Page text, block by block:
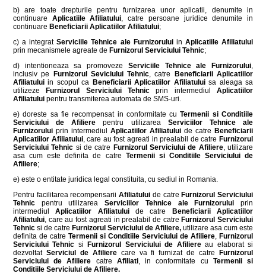
b) are toate drepturile pentru furnizarea unor aplicatii, denumite in
continuare Aplicatiile Afiliatului, catre persoane juridice denumite in
continuare Beneficiarii Aplicatiilor Afiliatului;
c) a integratServiciile Tehnice ale Furnizoruluiin Aplicatiile Afiliatului
prin mecanismele agreate de Furnizorul Serviciului Tehnic;
d) intentioneaza sa promoveze Serviciile Tehnice ale Furnizorului,
inclusiv pe
Furnizorul Seviciului Tehnic, catre
Beneficiarii Aplicatiilor
Afiliatului in scopul ca Beneficiarii Aplicatiilor Afiliatuluisa aleaga sa
utilizeze
Furnizorul Serviciului Tehnic prin intermediulAplicatiilor
Afiliatului pentru transmiterea automata de SMS-uri.
e) doreste sa fie recompensat in conformitate cuTermenii si Conditiile
Serviciului de Afilierepentru utilizarea Serviciilor Tehnice ale
Furnizorului prin intermediul Aplicatiilor Afiliatului de catre Beneficiarii
Aplicatiilor Afiliatului, care au fost agreati in prealabil de catre Furnizorul
Serviciului Tehnic si de catre Furnizorul Serviciului de Afiliere, utilizare
asa cum este definita de catre Termenii si Conditiile Serviciului de
Afiliere;
e) este o entitate juridica legal constituita, cu sediul in Romania.
Pentru facilitarea recompensariiAfiliatului de catre Furnizorul Serviciului
Tehnic pentru utilizareaServiciilor Tehnice ale Furnizorului prin
intermediulAplicatiilor Afiliatuluide catre
Beneficiarii Aplicatiilor
Afiliatului, care au fost agreati in prealabil de catre Furnizorul Serviciului
Tehnic si de catre Furnizorul Serviciului de Afiliere, utilizare asa cum este
definita de catre Termenii si Conditiile Serviciului de Afiliere, Furnizorul
Serviciului Tehnic si Furnizorul Serviciului de Afiliereau elaborat si
dezvoltat Serviciul de Afiliere care va fi furnizat de catre
Furnizorul
Serviciului de Afiliere catre Afiliati, in conformitate cu Termenii si
Conditiile Serviciului de Afiliere.